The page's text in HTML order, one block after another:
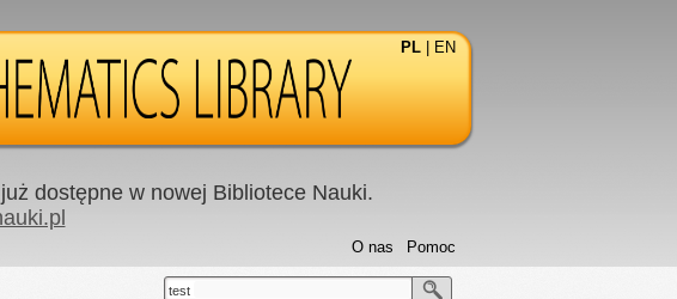
PL EN
dostępne w nowej Bibliotece Nauki.
Pomoc
O nas
test